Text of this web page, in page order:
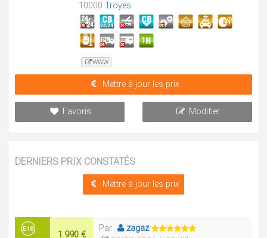
10000 Troyes
WWW
Mettre à jour les prix
Favoris Modifier
DERNIERS PRIX CONSTATÉS
Mettre à jour les prix
1.990 €
Par
zagaz